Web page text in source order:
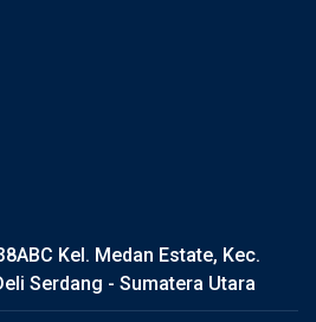
Kel. Medan Estate, Kec.
Serdang - Sumatera Utara